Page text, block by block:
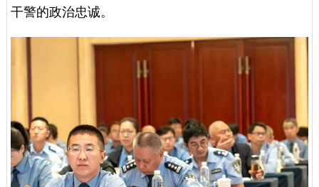
干警的政治忠诚。